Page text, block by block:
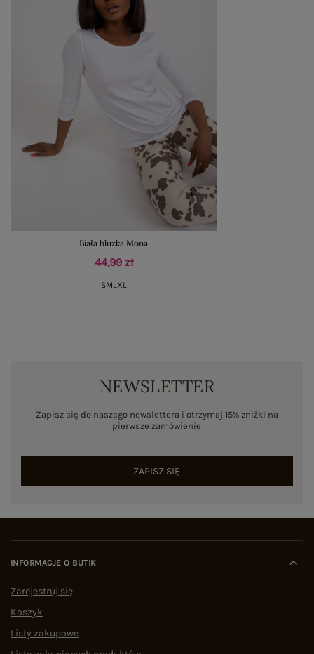
Biała bluzka Mona
44,99 zł
SML XL
NEWSLETTER
Zapisz się do naszego newslettera i otrzymaj 15% zniżki na
pierwsze zamówienie
ZAPISZ SIĘ
INFORMACJE O BUTIK
Zarejestruj się
Koszyk
Listy zakupowe